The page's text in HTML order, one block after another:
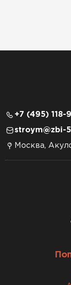
+7 (495) 118-
stroym@zbi-
Москва,